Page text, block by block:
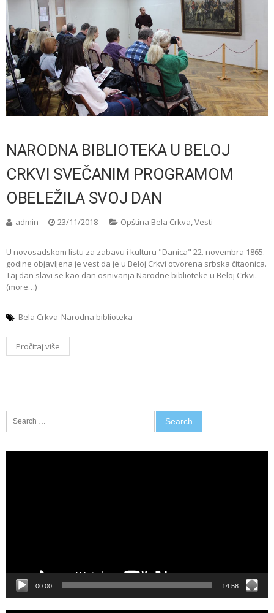
NARODNA BIBLIOTEKA U BELOJ
CRKVI SVEČANIM PROGRAMOM
OBELEŽILA SVOJ DAN
admin 23/11/2018 Opština Bela Crkva,Vesti
U novosadskom listu za zabavu i kulturu "Danica" 22. novembra 1865.
godine objavljena je vest da je u Beloj Crkvi otvorena srbska čitaonica.
Taj dan slavi se kao dan osnivanja Narodne biblioteke u Beloj Crkvi.
(more…)
Bela Crkva Narodna biblioteka
Pročitaj više
Search
for:
00:00 14:58